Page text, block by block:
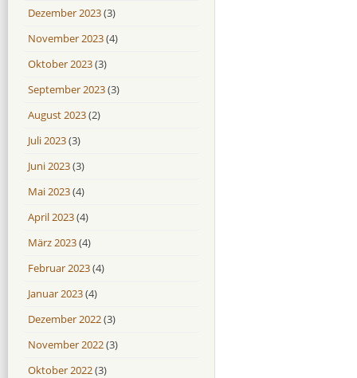
Dezember 2023(3)
November 2023(4)
Oktober 2023(3)
September 2023(3)
August 2023(2)
Juli 2023(3)
Juni 2023(3)
Mai 2023(4)
April 2023(4)
März 2023(4)
Februar 2023(4)
Januar 2023(4)
Dezember 2022(3)
November 2022(3)
Oktober 2022(3)